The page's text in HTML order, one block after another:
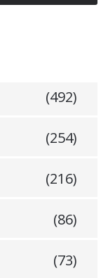
(492)
(254)
(216)
(86)
(73)